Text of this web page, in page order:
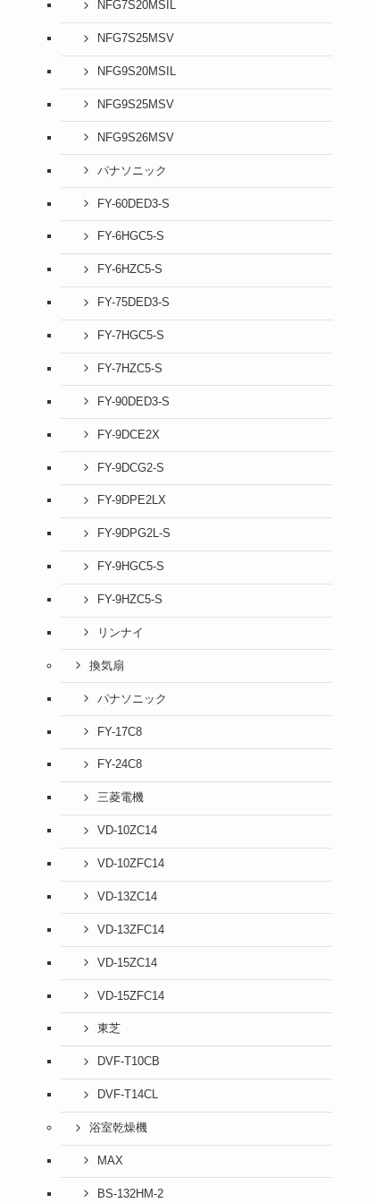
NFG7S20MSIL
NFG7S25MSV
NFG9S20MSIL
NFG9S25MSV
NFG9S26MSV
パナソニック
FY-60DED3-S
FY-6HGC5-S
FY-6HZC5-S
FY-75DED3-S
FY-7HGC5-S
FY-7HZC5-S
FY-90DED3-S
FY-9DCE2X
FY-9DCG2-S
FY-9DPE2LX
FY-9DPG2L-S
FY-9HGC5-S
FY-9HZC5-S
リンナイ
換気扇
パナソニック
FY-17C8
FY-24C8
三菱電機
VD-10ZC14
VD-10ZFC14
VD-13ZC14
VD-13ZFC14
VD-15ZC14
VD-15ZFC14
東芝
DVF-T10CB
DVF-T14CL
浴室乾燥機
MAX
BS-132HM-2